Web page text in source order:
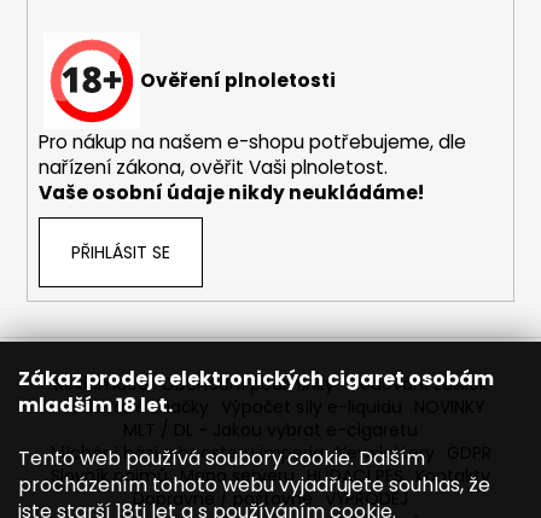
Zákaz prodeje elektronických cigaret osobám
mladším 18 let.
Tento web používá soubory cookie. Dalším
procházením tohoto webu vyjadřujete souhlas, že
jste starší 18ti let a s používáním cookie.
Ověření plnoletosti
Pro nákup na našem e-shopu potřebujeme, dle
nařízení zákona, ověřit Vaši plnoletost.
Vaše osobní údaje nikdy neukládáme!
PŘIHLÁSIT SE
Reklamace Obchodní podmínky Sledování zásilek
Prodávané značky
Míchání bází a boosteru Imperia Newslettery
Slovník pojmů Mapa serveru HLÍDACÍ PES Kontakty
Dopravné / poštovné VÝPRODEJ